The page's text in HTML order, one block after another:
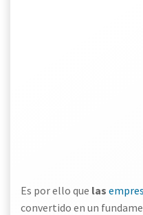
Es por ello que las
convertido en un